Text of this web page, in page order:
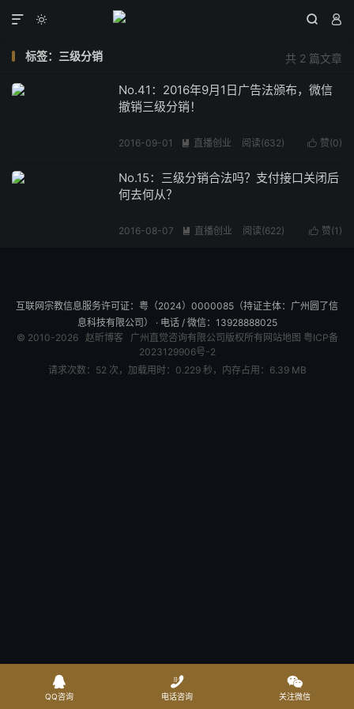
  

共 2 篇文章
标签：三级分销
No.41：2016年9月1日广告法颁布，微信
撤销三级分销！
 赞(0)
2016-09-01  直播创业 阅读(632)
No.15：三级分销合法吗？支付接口关闭后
何去何从？
 赞(1 )
2016-08-07  直播创业 阅读(622)
互联网宗教信息服务许可证：粤（2024）0000085（持证主体：广州圆了信
息科技有限公司） · 电话 / 微信：13928888025
© 2010-2026 赵昕博客 广州直觉咨询有限公司版权所有 网站地图 粤ICP备
2023129906号-2
请求次数：52 次，加载用时：0.229 秒，内存占用：6.39 MB

QQ咨询

电话咨询

关注微信